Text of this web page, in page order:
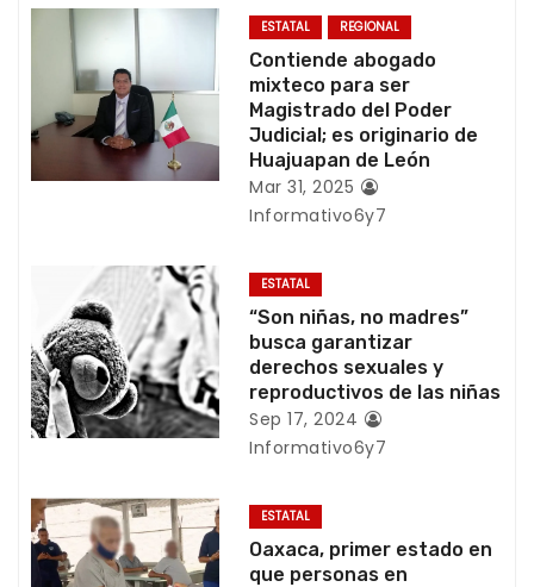
ó
n
n
t
a
d
ESTATAL REGIONAL
Contiende abogado
mixteco para ser
Magistrado del Poder
Judicial; es originario de
Huajuapan de León
Mar 31, 2025
Informativo6y7
ESTATAL
“Son niñas, no madres”
busca garantizar
derechos sexuales y
reproductivos de las niñas
Sep 17, 2024
Informativo6y7
ESTATAL
Oaxaca, primer estado en
que personas en